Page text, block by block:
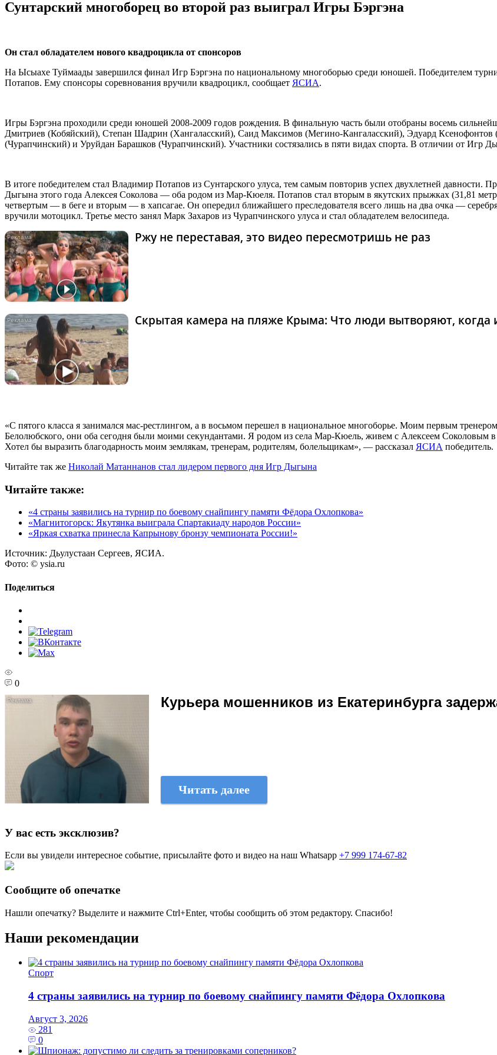
Сунтарский многоборец во второй раз выиграл Игры Бэргэна
Он стал обладателем нового квадроцикла от спонсоров
На Ысыахе Туймаады завершился финал Игр Бэргэна по национальному многоборью среди юношей. Победителем
Потапов. Ему спонсоры соревнования вручили квадроцикл, сообщает ЯСИА.
Игры Бэргэна проходили среди юношей 2008-2009 годов рождения. В финальную часть были отобраны восемь
Дмитриев (Кобяйский), Степан Шадрин (Хангаласский), Саид Максимов (Мегино-Кангаласский), Эдуард
(Чурапчинский) и Уруйдан Барашков (Чурапчинский). Участники состязались в пяти видах спорта. В отличии от Игр
В итоге победителем стал Владимир Потапов из Сунтарского улуса, тем самым повторив успех двухлетней давности.
Дыгына этого года Алексея Соколова — оба родом из Мар-Кюеля. Потапов стал вторым в якутских прыжках (31,81
четвертым — в беге и вторым — в хапсагае. Он опередил ближайшего преследователя всего лишь на два очка —
вручили мотоцикл. Третье место занял Марк Захаров из Чурапчинского улуса и стал обладателем велосипеда.
Ржу не переставая, это видео пересмотришь не раз
Скрытая камера на пляже Крыма: Что люди вытворяют, когда
«С пятого класса я занимался мас-рестлингом, а в восьмом перешел в национальное многоборье. Моим первым
Белолюбского, они оба сегодня были моими секундантами. Я родом из села Мар-Кюель, живем с Алексеем Соколовым в
Хотел бы выразить благодарность моим землякам, тренерам, родителям, болельщикам», — рассказал ЯСИА победитель.
Читайте так же Николай Матаннанов стал лидером первого дня Игр Дыгына
Читайте также:
«4 страны заявились на турнир по боевому снайпингу памяти Фёдора Охлопкова»
«Магнитогорск: Якутянка выиграла Спартакиаду народов России»
«Яркая схватка принесла Капрынову бронзу чемпионата России!»
Источник: Дьулустаан Сергеев, ЯСИА.
Фото: © ysia.ru
Поделиться
0
Курьера мошенников из Екатеринбурга
Читать далее
У вас есть эксклюзив?
Если вы увидели интересное событие, присылайте фото и видео на наш Whatsapp +7 999 174-67-82
Сообщите об опечатке
Нашли опечатку? Выделите и нажмите Ctrl+Enter, чтобы сообщить об этом редактору. Спасибо!
Наши рекомендации
Спорт
4 страны заявились на турнир по боевому снайпингу памяти Фёдора Охлопкова
Август 3, 2026
281
0